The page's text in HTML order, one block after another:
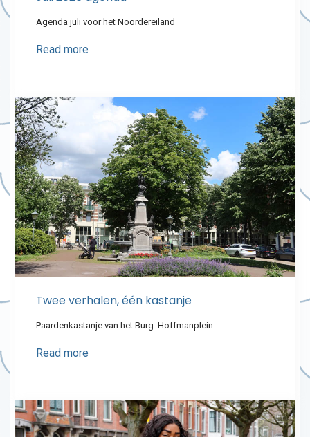
Agenda juli voor het Noordereiland
Read more
Twee verhalen, één kastanje
Paardenkastanje van het Burg. Hoffmanplein
Read more